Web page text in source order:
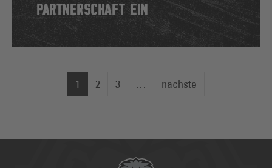
PARTNERSCHAFT EIN
1 2 3 … nächste